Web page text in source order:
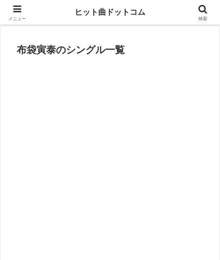
思い出の曲がすぐに見つかる
布袋寅泰のシングル一覧
メニュー
ヒット曲ドットコム
検索